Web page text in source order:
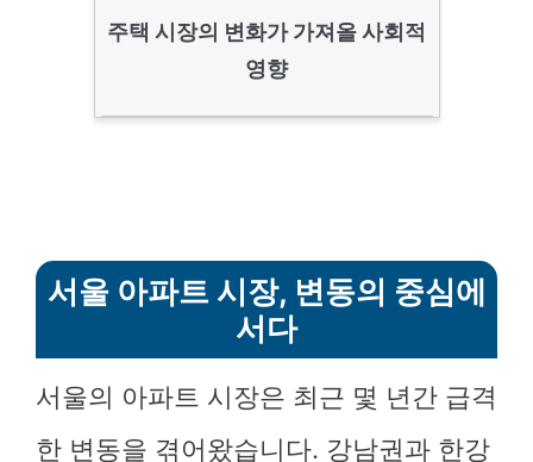
주택 시장의 변화가 가져올 사회적
영향
서울 아파트 시장, 변동의 중심에
서다
서울의 아파트 시장은 최근 몇 년간 급격
한 변동을 겪어왔습니다. 강남권과 한강